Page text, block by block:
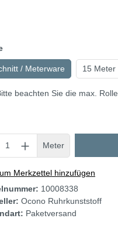
/ Meterware 15 Meter
beachten Sie die max.
Meter
Merkzettel hinzufügen
10008338
Ocono Ruhrkunststoff
Paketversand